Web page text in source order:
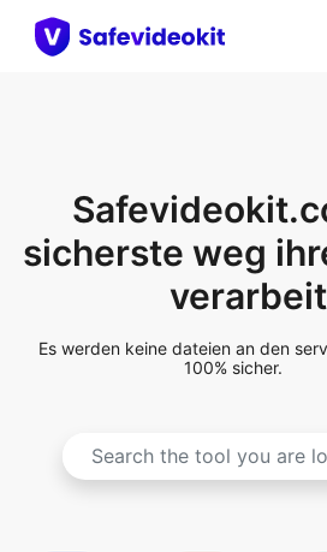
sicherste weg
Es werden keine dateien an den
100% sicher.